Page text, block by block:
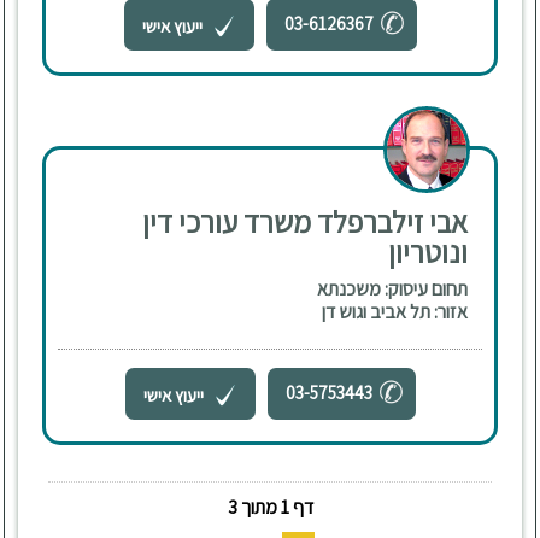
03-6126367 ייעוץ אישי
אבי זילברפלד משרד עורכי דין
ונוטריון
תחום עיסוק: משכנתא
אזור: תל אביב וגוש דן
03-5753443 ייעוץ אישי
דף 1 מתוך 3